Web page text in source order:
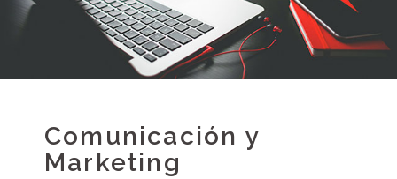
Comunicación y
Marketing